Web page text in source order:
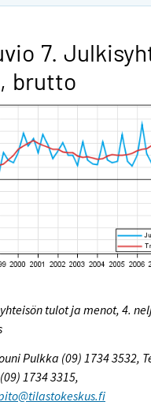
7.
brutto
tulot ja menot, 4.
Pulkka (09) 1734 3532,
1734 3315,